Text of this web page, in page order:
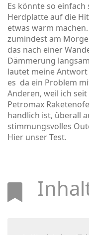
Es könnte so
Herdplatte auf die
etwas warm
zumindest am
das nach einer
Dämmerung
lautet meine Antwort
es da ein Problem
Anderen, weil ich
Petromax
handlich ist, überall
stimmungsvolles
Hier unser Test.